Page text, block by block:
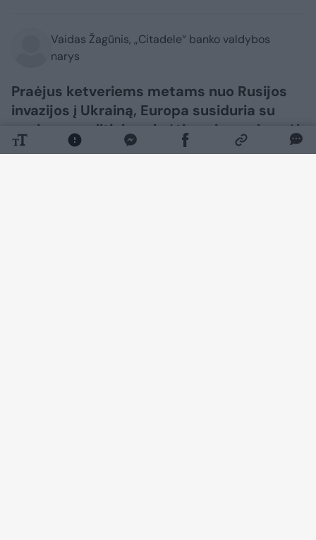
Vaidas Žagūnis, „Citadele“ banko valdybos
narys
Praėjus ketveriems metams nuo Rusijos
invazijos į Ukrainą, Europa susiduria su
nauju geopolitiniu sukrėtimu, ir verslas vėl
praneša apie silpnesnį pasitikėjimą.